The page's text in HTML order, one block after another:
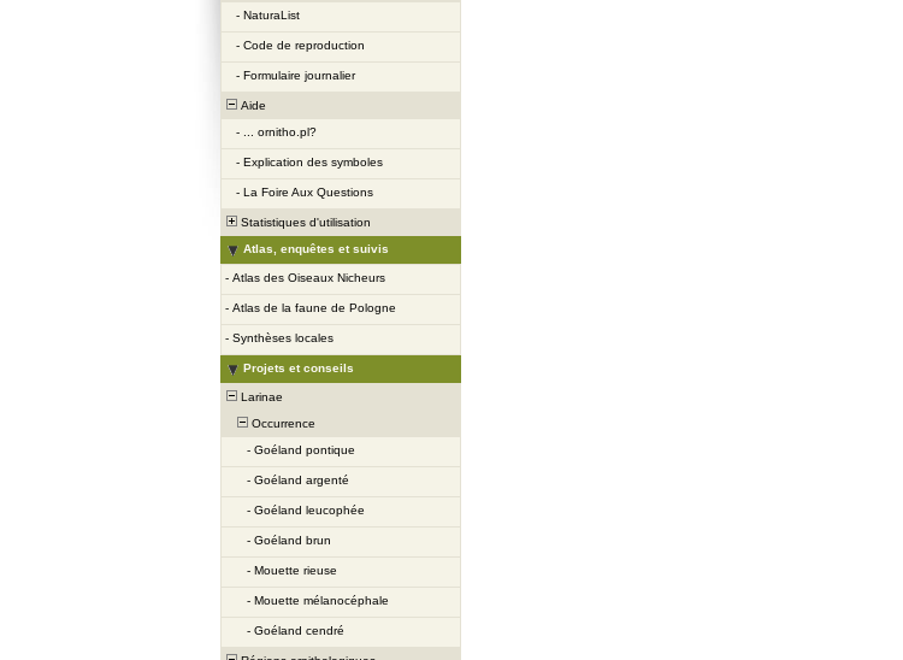
- NaturaList
- Code de reproduction
- Formulaire journalier
Aide
-
... ornitho.pl?
- Explication des symboles
- La Foire Aux Questions
Statistiques d'utilisation
Atlas, enquêtes et suivis
- Atlas des Oiseaux Nicheurs
- Atlas de la faune de Pologne
- Synthèses locales
Projets et conseils
Larinae
Occurrence
- Goéland pontique
- Goéland argenté
- Goéland leucophée
- Goéland brun
- Mouette rieuse
- Mouette mélanocéphale
- Goéland cendré